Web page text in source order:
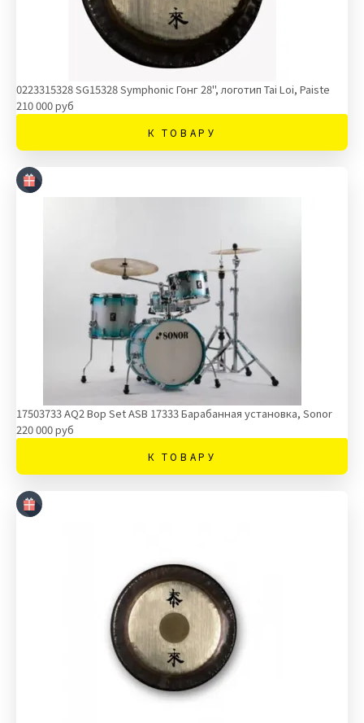
0223315328 SG15328 Symphonic Гонг 28", логотип Tai Loi, Paiste
210 000 руб
К ТОВАРУ
17503733 AQ2 Bop Set ASB 17333 Барабанная установка, Sonor
220 000 руб
К ТОВАРУ